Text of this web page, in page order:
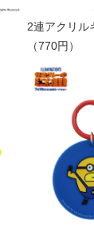
2連アクリル
（770円）